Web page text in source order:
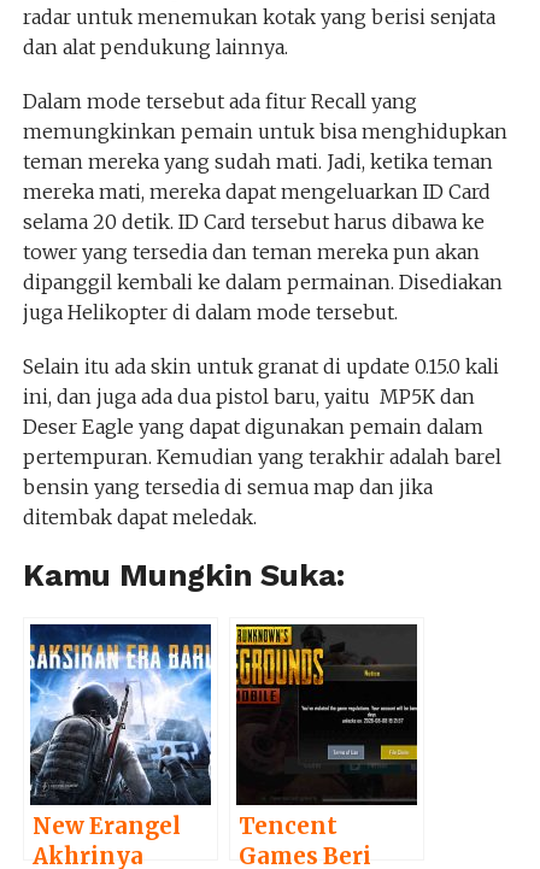
radar untuk menemukan kotak yang berisi senjata
dan alat pendukung lainnya.
Dalam mode tersebut ada fitur Recall yang
memungkinkan pemain untuk bisa menghidupkan
teman mereka yang sudah mati. Jadi, ketika teman
mereka mati, mereka dapat mengeluarkan ID Card
selama 20 detik. ID Card tersebut harus dibawa ke
tower yang tersedia dan teman mereka pun akan
dipanggil kembali ke dalam permainan. Disediakan
juga Helikopter di dalam mode tersebut.
Selain itu ada skin untuk granat di update 0.15.0 kali
ini, dan juga ada dua pistol baru, yaitu MP5K dan
Deser Eagle yang dapat digunakan pemain dalam
pertempuran. Kemudian yang terakhir adalah barel
bensin yang tersedia di semua map dan jika
ditembak dapat meledak.
Kamu Mungkin Suka:
New Erangel
Akhrinya
Tencent
Games Beri